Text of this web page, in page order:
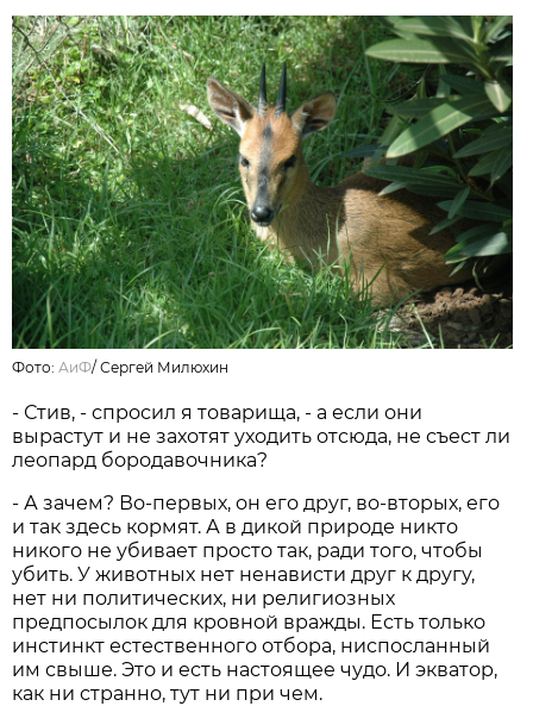
Фото: АиФ/Сергей Милюхин
- Стив, - спросил я товарища, - а если они
вырастут и не захотят уходить отсюда, не съест ли
леопард бородавочника?
- А зачем? Во-первых, он его друг, во-вторых, его
и так здесь кормят. А в дикой природе никто
никого не убивает просто так, ради того, чтобы
убить. У животных нет ненависти друг к другу,
нет ни политических, ни религиозных
предпосылок для кровной вражды. Есть только
инстинкт естественного отбора, ниспосланный
им свыше. Это и есть настоящее чудо. И экватор,
как ни странно, тут ни при чем.